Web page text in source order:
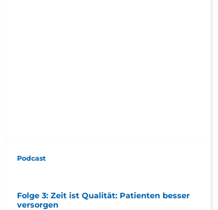
Podcast
Folge 3: Zeit ist Qualität: Patienten besser
versorgen